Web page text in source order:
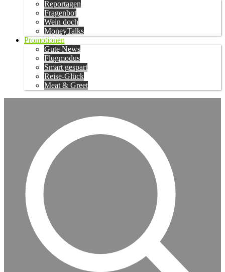
Reportagen
Fragenbot
Wein doch
MoneyTalks
Promotionen
Gute News
Flugmodus
Smart gespart
Reise-Glück
Meat & Greet